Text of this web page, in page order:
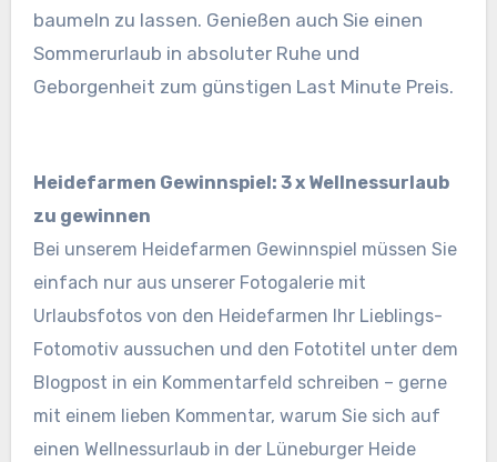
baumeln zu lassen. Genießen auch Sie einen
Sommerurlaub in absoluter Ruhe und
Geborgenheit zum günstigen Last Minute Preis.
Heidefarmen Gewinnspiel: 3 x Wellnessurlaub
zu gewinnen
Bei unserem Heidefarmen Gewinnspiel müssen Sie
einfach nur aus unserer Fotogalerie mit
Urlaubsfotos von den Heidefarmen Ihr Lieblings-
Fotomotiv aussuchen und den Fototitel unter dem
Blogpost in ein Kommentarfeld schreiben – gerne
mit einem lieben Kommentar, warum Sie sich auf
einen Wellnessurlaub in der Lüneburger Heide